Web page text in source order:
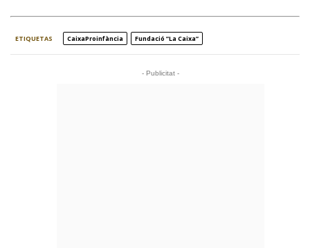
ETIQUETAS CaixaProinfància Fundació ”la Caixa”
- Publicitat -